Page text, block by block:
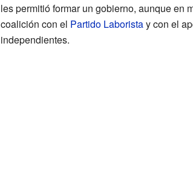
les permitió formar un gobierno, aunque en
coalición con el Partido Laboristay con el
independientes.